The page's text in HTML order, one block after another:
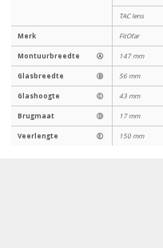
TAC lens
Merk FitOfar
Montuurbreedte Ⓐ 147 mm
Glasbreedte Ⓑ 56 mm
Glashoogte Ⓒ 43 mm
Brugmaat Ⓓ 17 mm
Veerlengte Ⓔ 150 mm